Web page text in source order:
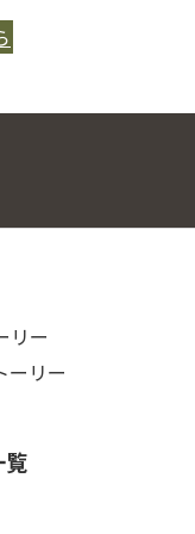
リー
ーリー
覧